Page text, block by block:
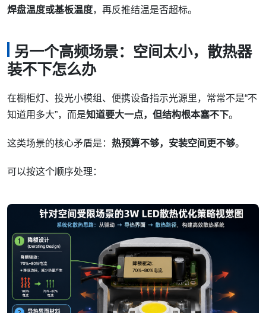
焊盘温度或基板温度，再反推结温是否超标。
另一个高频场景：空间太小，散热器
装不下怎么办
在橱柜灯、投光小模组、便携设备指示光源里，常常不是“不
知道用多大”，而是知道要大一点，但结构根本塞不下。
这类场景的核心矛盾是： 热预算不够，安装空间更不够。
可以按这个顺序处理：